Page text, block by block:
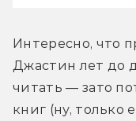
Интересно, что
Джастин лет до
читать — зато
книг (ну, только